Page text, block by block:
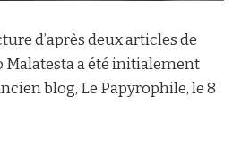
d’après deux articles de
Malatesta a été initialement
blog, Le Papyrophile, le 8